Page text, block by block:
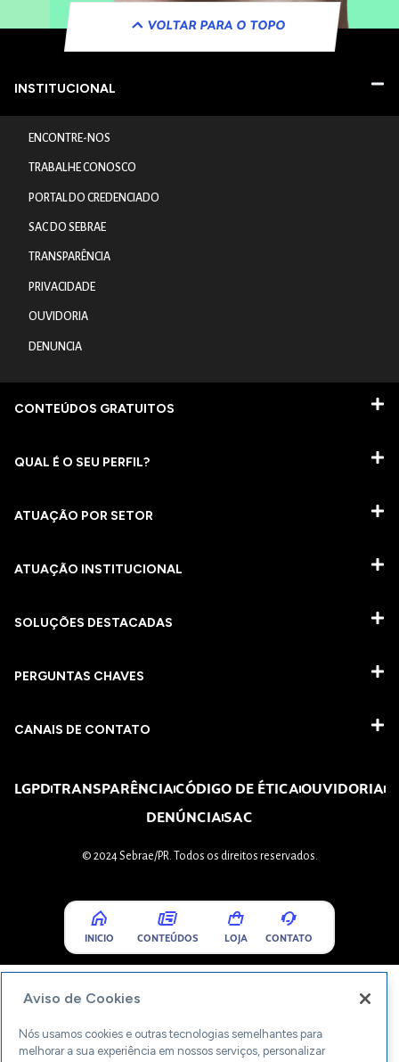
VOLTAR PARA O TOPO
INSTITUCIONAL
ENCONTRE-NOS
TRABALHE CONOSCO
PORTAL DO CREDENCIADO
SAC DO SEBRAE
TRANSPARÊNCIA
PRIVACIDADE
OUVIDORIA
DENUNCIA
CONTEÚDOS GRATUITOS
QUAL É O SEU PERFIL?
ATUAÇÃO POR SETOR
ATUAÇÃO INSTITUCIONAL
SOLUÇÕES DESTACADAS
PERGUNTAS CHAVES​
CANAIS DE CONTATO
LGPDTRANSPARÊNCIACÓDIGO DE ÉTICAOUVIDORIA
DENÚNCIASAC
© 2024 Sebrae/PR. Todos os direitos reservados.
INICIO CONTEÚDOS LOJA CONTATO
Aviso de Cookies
Nós usamos cookies e outras tecnologias semelhantes para
melhorar a sua experiência em nossos serviços, personalizar